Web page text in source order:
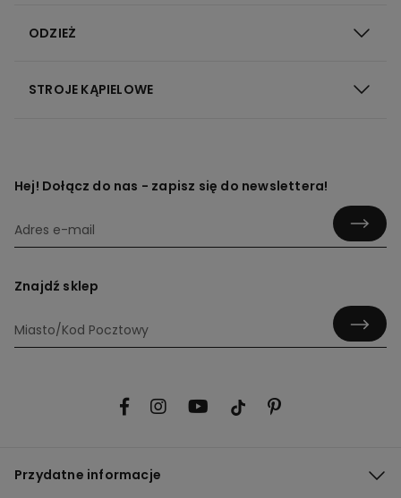
ODZIEŻ
STROJE KĄPIELOWE
Hej! Dołącz do nas - zapisz się do newslettera!
Znajdź sklep
Przydatne informacje